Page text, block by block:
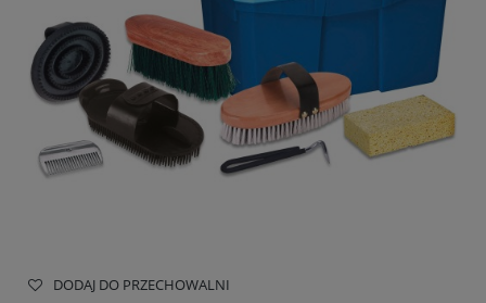
DODAJ DO PRZECHOWALNI